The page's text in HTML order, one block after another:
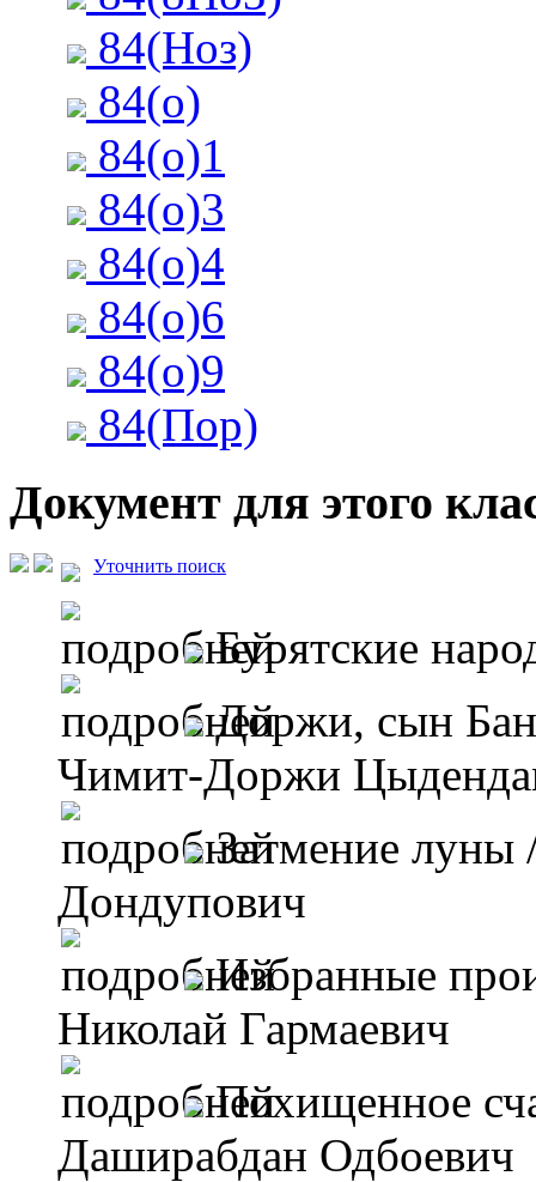
84(Ноз)
84(о)
84(о)1
84(о)3
84(о)4
84(о)6
84(о)9
84(Пор)
Документ для этого
Уточнить поиск
Бурятские
Доржи, сын
Чимит-Доржи
Затмение луны
Дондупович
Избранные
Николай Гармаевич
Похищенное
Даширабдан Одбоевич